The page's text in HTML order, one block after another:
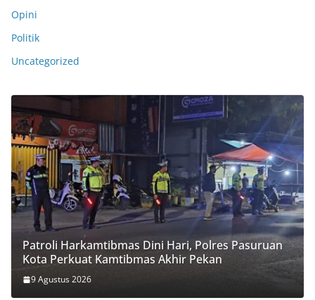
Opini
Politik
Uncategorized
Patroli Harkamtibmas Dini Hari, Polres Pasuruan
Kota Perkuat Kamtibmas Akhir Pekan
9 Agustus 2026